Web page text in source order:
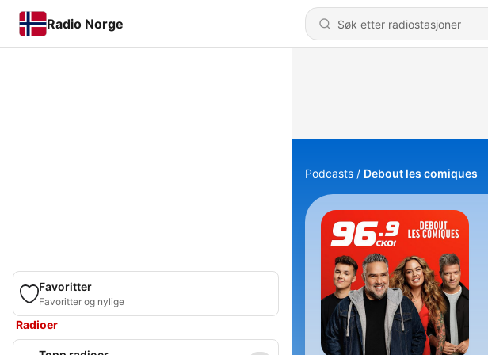
Radio Norge
Favoritter
Favoritter og nylige
Radioer
Podcasts Debout les comiques